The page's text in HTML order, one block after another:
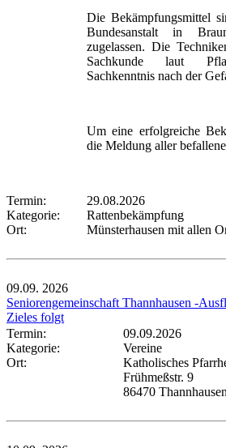
Die Bekämpfungsmittel
Bundesanstalt in
zugelassen. Die
Sachkunde laut
Sachkenntnis nach der
Um eine erfolgreiche
die Meldung aller
Termin:
29.08.2026
Kategorie:
Rattenbekämpfung
Ort:
Münsterhausen mit allen
09.09. 2026
Seniorengemeinschaft Thannhausen -
Zieles folgt
Termin:
09.09.2026
Kategorie:
Vereine
Ort:
Katholisches
Frühmeßstr. 9
86470 Thannhausen